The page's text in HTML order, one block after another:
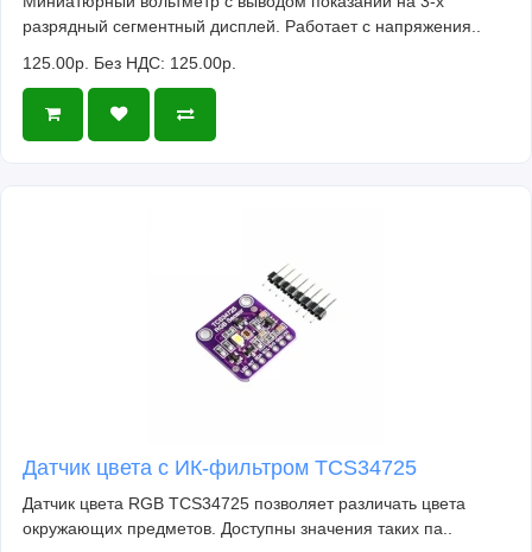
разрядный сегментный дисплей. Работает с напряжения..
125.00р. Без НДС: 125.00р.
Датчик цвета с ИК-фильтром TCS34725
Датчик цвета RGB TCS34725 позволяет различать цвета
окружающих предметов. Доступны значения таких па..